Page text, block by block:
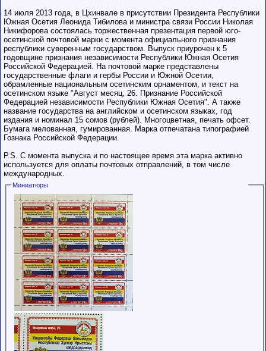
14 июля 2013 года, в Цхинвале в присутствии Президента Республики
Южная Осетия Леонида Тибилова и министра связи России Николая
Никифорова состоялась торжественная презентация первой юго-
осетинской почтовой марки с момента официального признания
республики суверенным государством. Выпуск приурочен к 5
годовщине признания независимости Республики Южная Осетия
Российской Федерацией. На почтовой марке представлены
государственные флаги и гербы России и Южной Осетии,
обрамленные национальным осетинским орнаментом, и текст на
осетинском языке "Август месяц, 26. Признание Российской
Федерацией независимости Республики Южная Осетия". А также
название государства на английском и осетинском языках, год
издания и номинал 15 сомов (рублей). Многоцветная, печать офсет.
Бумага мелованная, гумированная. Марка отпечатана типографией
Гознака Российской Федерации.
P.S. С момента выпуска и по настоящее время эта марка активно
используется для оплаты почтовых отправлений, в том числе
международных.
Миниатюры